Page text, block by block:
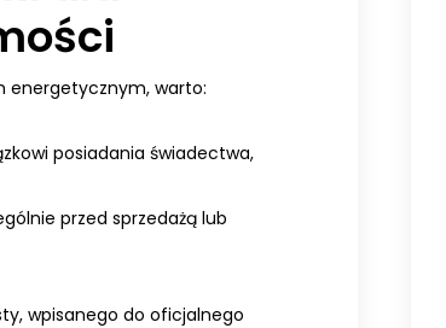
energetycznym, warto:
posiadania świadectwa,
przed sprzedażą lub
wpisanego do oficjalnego